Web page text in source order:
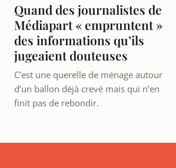
Quand des journalistes de
Médiapart « empruntent »
des informations qu’ils
jugeaient douteuses
C’est une querelle de ménage autour
d’un ballon déjà crevé mais qui n’en
finit pas de rebondir.